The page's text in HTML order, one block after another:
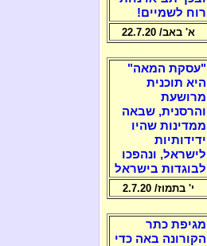
רוח לשמיים!
א' באב/ 22.7.20
"עסקת המאה"
היא תוכנית
מרושעת
והרסנית, שבאה
ממדינות שהיו
ידידותיות
לישראל, ונהפכו
לבוגדות בישראל
י' בתמוז/ 2.7.20
מגיפת כתר
הקורונה באה כדי